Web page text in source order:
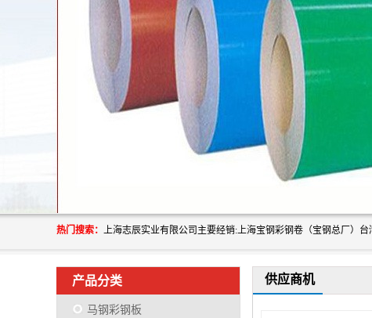
热门搜索：
产品分类
马钢彩钢板
供应商机